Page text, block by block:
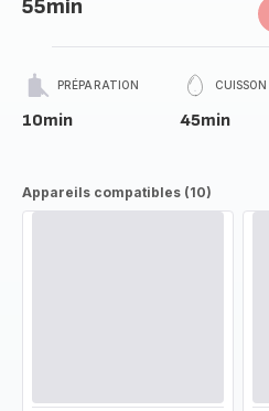
55min
PRÉPARATION
10min
CUISSON
45min
Appareils compatibles (10)